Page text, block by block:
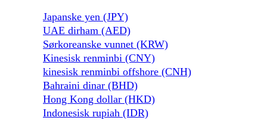
Japanske yen (JPY)
UAE dirham (AED)
Sørkoreanske vunnet (KRW)
Kinesisk renminbi (CNY)
kinesisk renminbi offshore (CNH)
Bahraini dinar (BHD)
Hong Kong dollar (HKD)
Indonesisk rupiah (IDR)